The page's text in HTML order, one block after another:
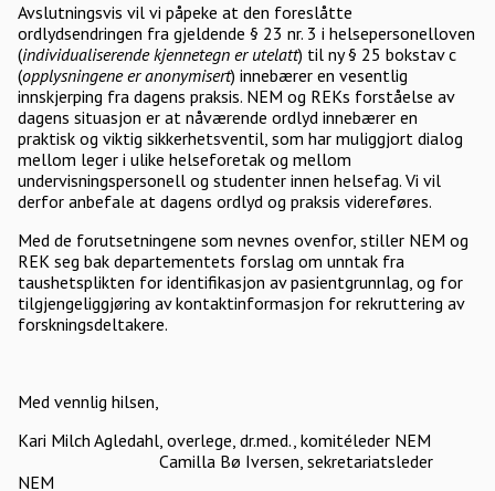
Avslutningsvis vil vi påpeke at den foreslåtte
ordlydsendringen fra gjeldende § 23 nr. 3 i helsepersonelloven
(individualiserende kjennetegn er utelatt) til ny § 25 bokstav c
(opplysningene er anonymisert) innebærer en vesentlig
innskjerping fra dagens praksis. NEM og REKs forståelse av
dagens situasjon er at nåværende ordlyd innebærer en
praktisk og viktig sikkerhetsventil, som har muliggjort dialog
mellom leger i ulike helseforetak og mellom
undervisningspersonell og studenter innen helsefag. Vi vil
derfor anbefale at dagens ordlyd og praksis videreføres.
Med de forutsetningene som nevnes ovenfor, stiller NEM og
REK seg bak departementets forslag om unntak fra
taushetsplikten for identifikasjon av pasientgrunnlag, og for
tilgjengeliggjøring av kontaktinformasjon for rekruttering av
forskningsdeltakere.
Med vennlig hilsen,
Kari Milch Agledahl, overlege, dr.med., komitéleder NEM
Camilla Bø Iversen, sekretariatsleder
NEM